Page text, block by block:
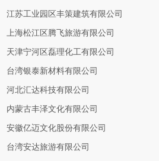
江苏工业园区丰策建筑有限公司
上海松江区腾飞旅游有限公司
天津宁河区磊理化工有限公司
台湾银泰新材料有限公司
河北汇达科技有限公司
内蒙古丰泽文化有限公司
安徽亿迈文化股份有限公司
台湾安达旅游有限公司